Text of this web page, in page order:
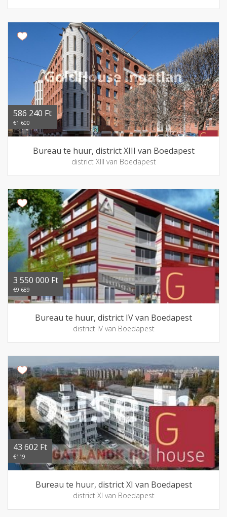
586 240 Ft
€1 600
Bureau te huur, district XIII van Boedapest
district XIII van Boedapest
3 550 000 Ft
€9 689
Bureau te huur, district IV van Boedapest
district IV van Boedapest
43 602 Ft
€119
Bureau te huur, district XI van Boedapest
district XI van Boedapest